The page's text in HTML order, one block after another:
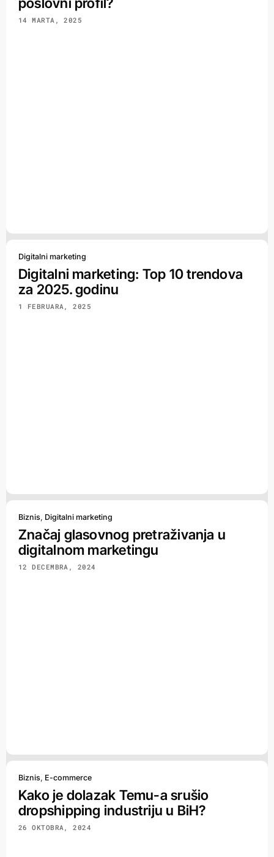
14 MARTA, 2025
Digitalni marketing
Digitalni marketing: Top 10 trendova
za 2025. godinu
1 FEBRUARA, 2025
Biznis Digitalni marketing
Značaj glasovnog pretraživanja u
digitalnom marketingu
12 DECEMBRA, 2024
Biznis E-commerce
Kako je dolazak Temu-a srušio
dropshipping industriju u BiH?
26 OKTOBRA, 2024